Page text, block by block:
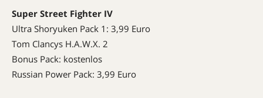
Super Street Fighter IV
Ultra Shoryuken Pack 1: 3,99 Euro
Tom Clancys H.A.W.X. 2
Bonus Pack: kostenlos
Russian Power Pack: 3,99 Euro